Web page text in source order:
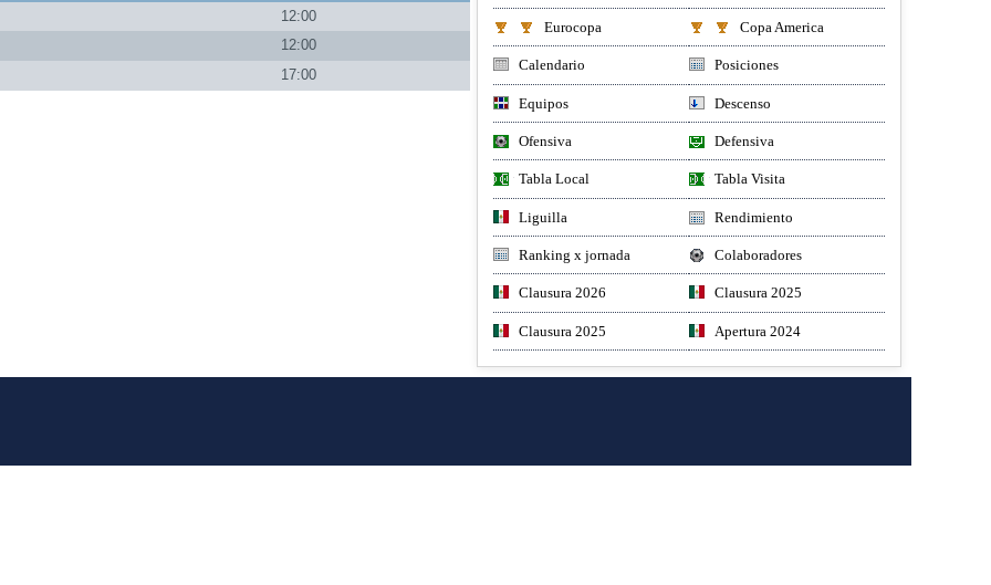
12:00
12:00
17:00
Eurocopa Copa America
Calendario Posiciones
Equipos Descenso
Ofensiva Defensiva
Tabla Local Tabla Visita
Liguilla Rendimiento
Ranking x jornada Colaboradores
Clausura 2026 Clausura 2025
Clausura 2025 Apertura 2024